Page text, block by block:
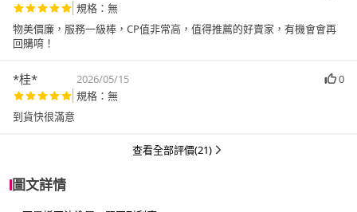
規格：無
物美價廉，服務一級棒，CP值非常高，值得推薦的好賣家，有機會會再
回購唷！
*桂* 2026/05/15
0
規格：無
到貨快很滿意
查看全部評價(21)
圖文詳情